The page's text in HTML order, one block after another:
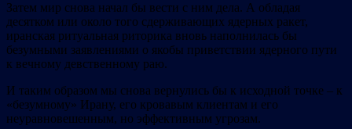
Затем мир снова начал бы вести с ним дела. А обладая
десятком или около того сдерживающих ядерных ракет,
иранская ритуальная риторика вновь наполнилась бы
безумными заявлениями о якобы приветствии ядерного пути
к вечному девственному раю.
И таким образом мы снова вернулись бы к исходной точке – к
«безумному» Ирану, его кровавым клиентам и его
неуравновешенным, но эффективным угрозам.